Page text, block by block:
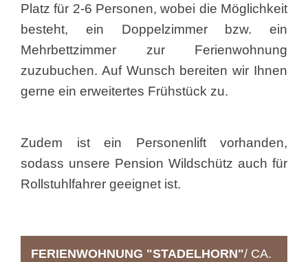
Platz für 2-6 Personen, wobei die Möglichkeit
besteht, ein Doppelzimmer bzw. ein
Mehrbettzimmer zur Ferienwohnung
zuzubuchen. Auf Wunsch bereiten wir Ihnen
gerne ein erweitertes Frühstück zu.
Zudem ist ein Personenlift vorhanden,
sodass unsere Pension Wildschütz auch für
Rollstuhlfahrer geeignet ist.
FERIENWOHNUNG "STADELHORN"/ CA.